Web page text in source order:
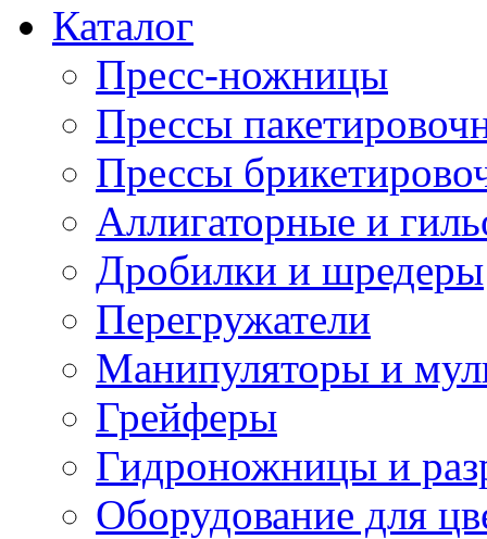
Каталог
Пресс-ножницы
Прессы
Прессы
Аллигаторные и
Дробилки и шредеры
Перегружатели
Манипуляторы и
Грейферы
Гидроножницы и
Оборудование для